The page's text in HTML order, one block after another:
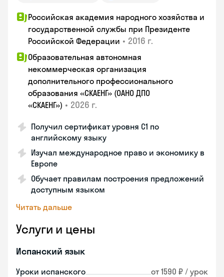
Российская академия народного хозяйства и
государственной службы при Президенте
Российской Федерации • 2016 г.
Образовательная автономная
некоммерческая организация
дополнительного профессионального
образования «СКАЕНГ» (ОАНО ДПО
«СКАЕНГ») • 2026 г.
Получил сертификат уровня С1 по
английскому языку
Изучал международное право и экономику в
Европе
Обучает правилам построения предложений
доступным языком
Читать дальше
Услуги и цены
Испанский язык
Уроки испанского от 1590 ₽ / урок